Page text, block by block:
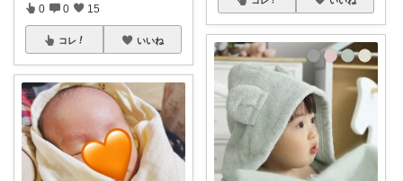
0 0 15
コレ いいね